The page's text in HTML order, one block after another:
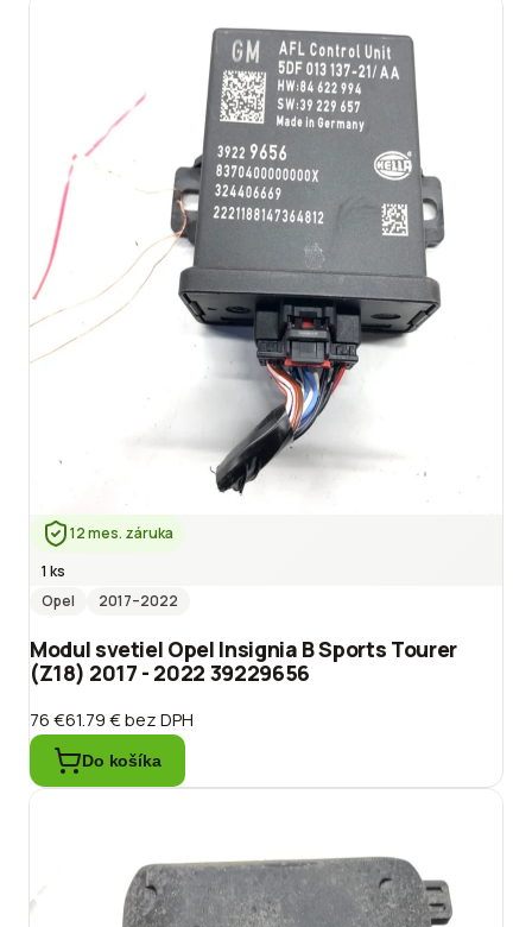
12 mes. záruka
1 ks
Opel
2017–2022
Modul svetiel Opel Insignia B Sports Tourer
(Z18) 2017 - 2022 39229656
76 €61.79 €bez DPH
Do košíka